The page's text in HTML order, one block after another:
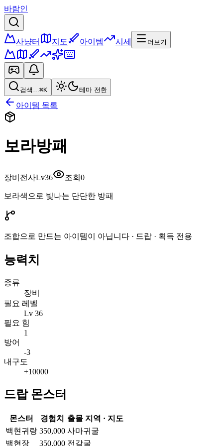
바람인
사냥터 지도 아이템 시세 더보기
검색…⌘K 테마 전환
아이템 목록
보라방패
장비 전사Lv36 조회 0
보라색으로 빛나는 단단한 방패
조합으로 만드는 아이템이 아닙니다 · 드랍 · 획득 전용
능력치
종류
장비
필요 레벨
Lv 36
필요 힘
1
방어
-3
내구도
+10000
드랍 몬스터
몬스터 경험치
출몰 지역 · 지도
백현귀랑 350,000 사마귀굴
백현장
350,000 전갈굴